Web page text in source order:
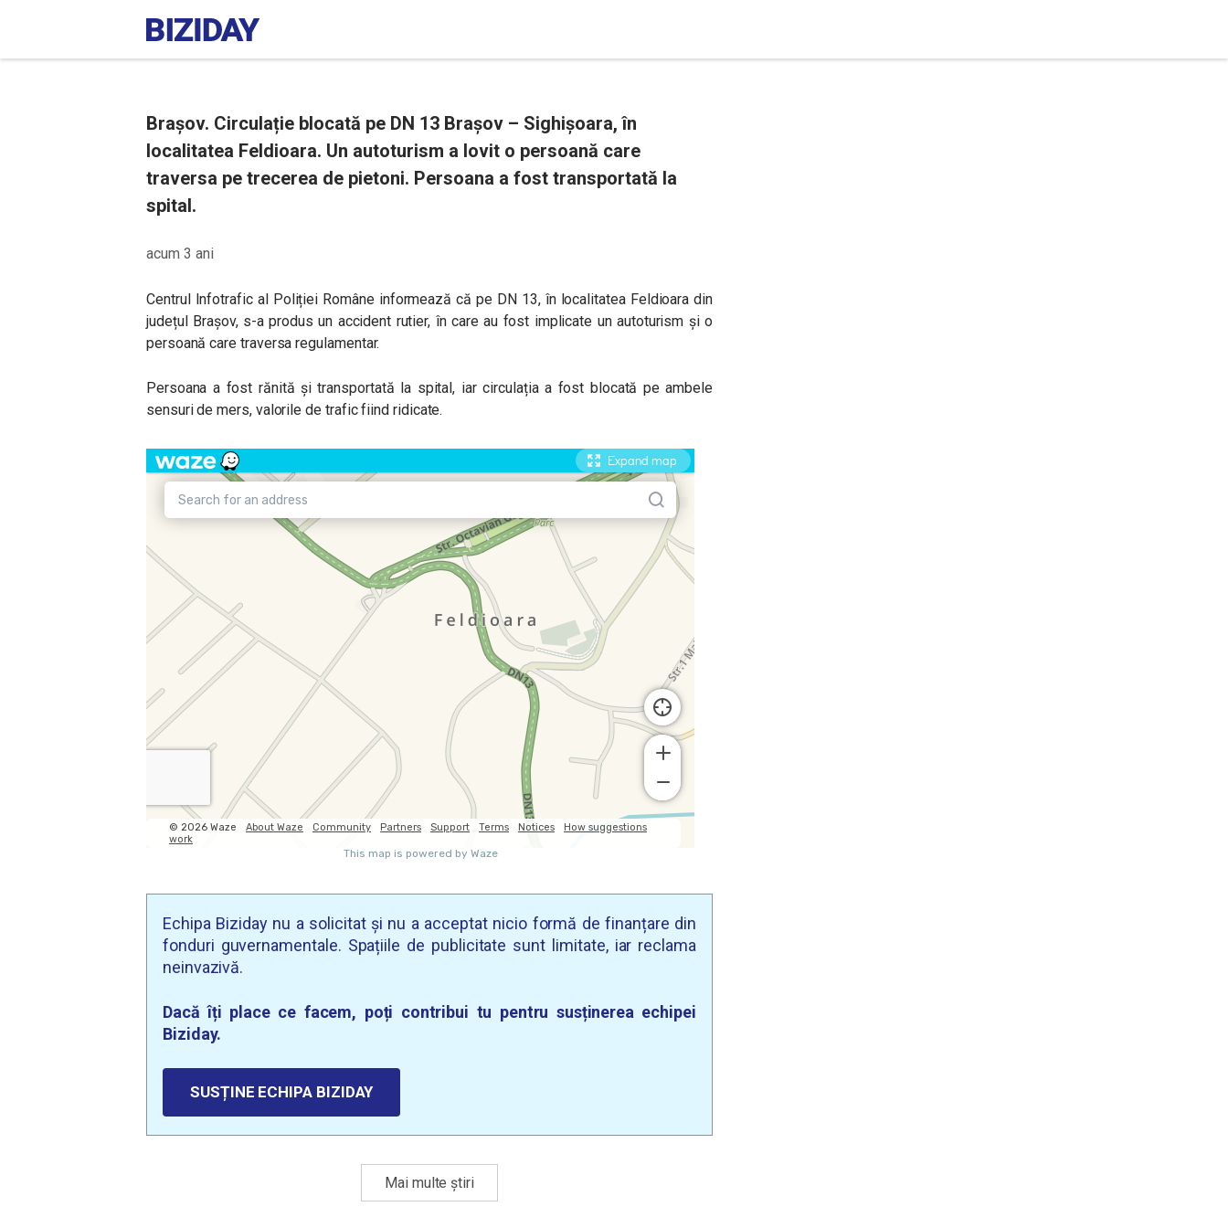
Brașov. Circulație blocată pe DN 13 Brașov – Sighișoara, în
localitatea Feldioara. Un autoturism a lovit o persoană care
traversa pe trecerea de pietoni. Persoana a fost transportată la
spital.
acum 3 ani
Centrul Infotrafic al Poliției Române informează că pe DN 13, în localitatea Feldioara din
județul Brașov, s-a produs un accident rutier, în care au fost implicate un autoturism și o
persoană care traversa regulamentar.
Persoana a fost rănită și transportată la spital, iar circulația a fost blocată pe ambele
sensuri de mers, valorile de trafic fiind ridicate.
Echipa Biziday nu a solicitat și nu a acceptat nicio formă de finanțare din
fonduri guvernamentale. Spațiile de publicitate sunt limitate, iar reclama
neinvazivă.
Dacă îți place ce facem, poți contribui tu pentru susținerea echipei
Biziday.
SUSȚINE ECHIPA BIZIDAY
Mai multe știri